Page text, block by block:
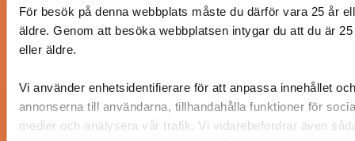
För besök på denna webbplats måste du därför vara 25 år
äldre. Genom att besöka webbplatsen intygar du att du är 25
eller äldre.
Vi använder enhetsidentifierare för att anpassa innehållet och
annonserna till användarna, tillhandahålla funktioner för
medier och analysera vår trafik. Vi vidarebefordrar även
LCHF Fläskpannkaka
För dig som älskar pannkaka men inte använder mjöl